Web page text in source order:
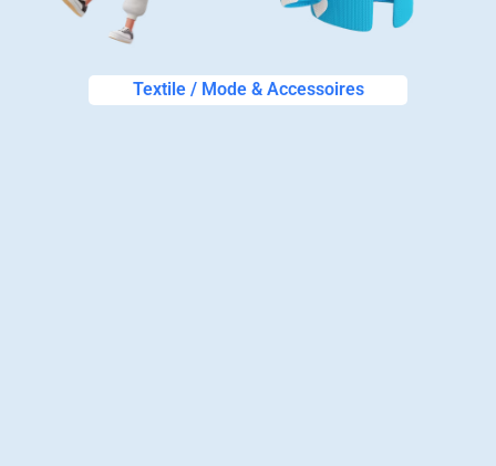
Textile / Mode & Accessoires